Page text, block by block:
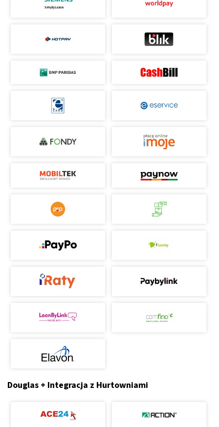
Douglas + Integracja z Hurtowniami